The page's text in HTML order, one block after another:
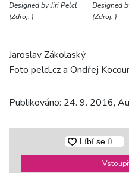
Designed by Jiri Pelcl
(Zdroj: )
Designed
(Zdroj: )
Jaroslav Zákolaský
Foto pelcl.cz a Ondřej
Publikováno: 24. 9. 2016,